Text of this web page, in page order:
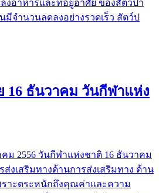
งอาหารและที่อยู่อาศัย ของสัตว์ป่า
จำนวนลดลงอย่างรวดเร็ว สัตว์ป
16 ธันวาคม วันกีฬาแห่ง
ม 2556 วันกีฬาแห่งชาติ 16 ธันวาคม
งเสริมทางด้านการส่งเสริมทาง ด้าน
ราะตระหนักถึงคุณค่าและความ